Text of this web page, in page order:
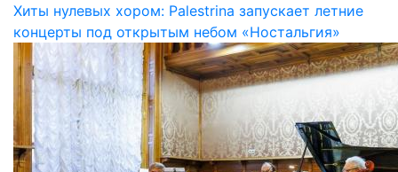
Хиты нулевых хором: Palestrina запускает летние
концерты под открытым небом «Ностальгия»